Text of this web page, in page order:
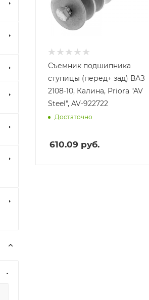
Съемник подшипника
ступицы (перед+ зад) ВАЗ
2108-10, Калина, Priora "AV
Steel", AV-922722
Достаточно
610.09 руб.